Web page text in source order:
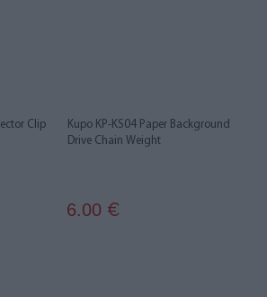
Clip
Kupo KP-KS04 Paper Background
Drive Chain Weight
6.00 €